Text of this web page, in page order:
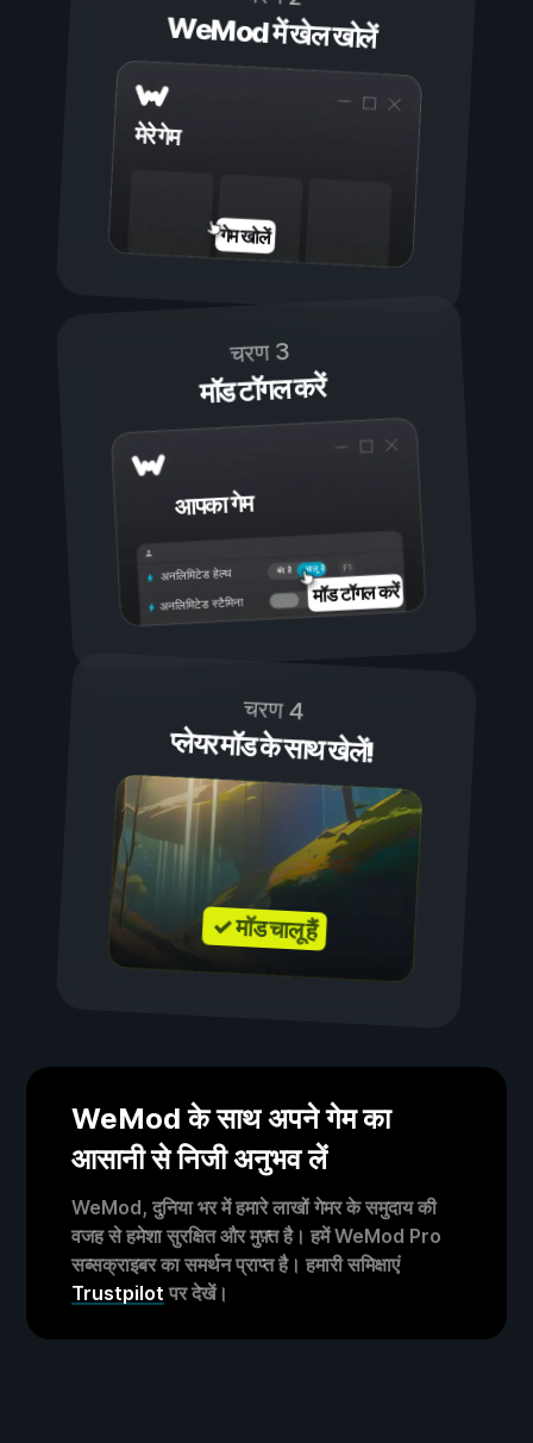
WeMod में खेल खोलें
मेरे गेम
गेम खोलें
चरण 3
मॉड टॉगल करें
आपका गेम
चालू है
बंद है
अनलिमिटेड हेल्थ
अनलिमिटेड स्टैमिना मॉड टॉगल करें
चरण 4
प्लेयर मॉड के साथ खेलें!
✓ मॉड चालू हैं
WeMod के साथ अपने गेम का
आसानी से निजी अनुभव लें
WeMod, दुनिया भर में हमारे लाखों गेमर के समुदाय की
वजह से हमेशा सुरक्षित और मुफ़्त है। हमें WeMod Pro
सब्सक्राइबर का समर्थन प्राप्त है। हमारी समिक्षाएं
Trustpilot पर देखें।